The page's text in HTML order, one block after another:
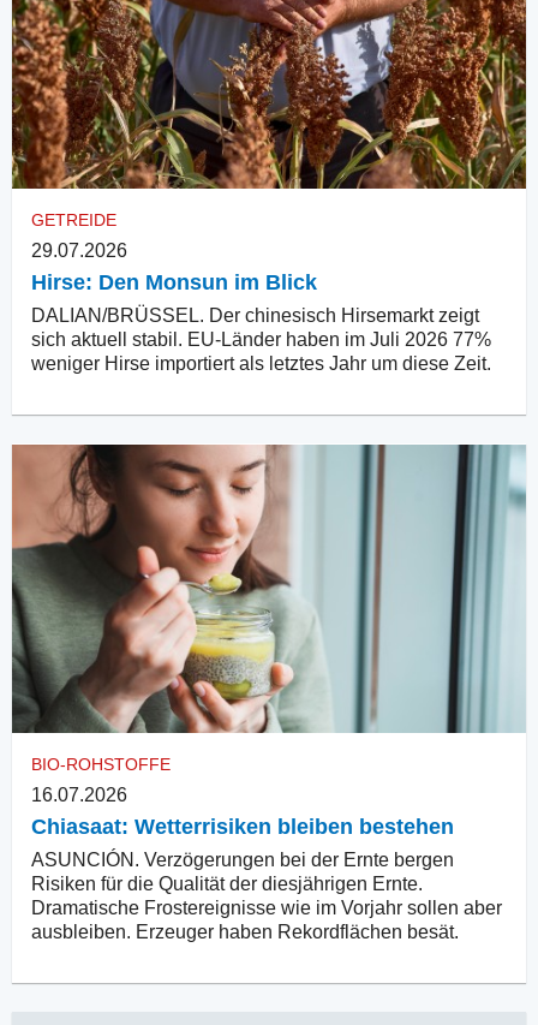
GETREIDE
29.07.2026
Hirse: Den Monsun im Blick
DALIAN/BRÜSSEL. Der chinesisch Hirsemarkt zeigt
sich aktuell stabil. EU-Länder haben im Juli 2026 77%
weniger Hirse importiert als letztes Jahr um diese Zeit.
BIO-ROHSTOFFE
16.07.2026
Chiasaat: Wetterrisiken bleiben bestehen
ASUNCIÓN. Verzögerungen bei der Ernte bergen
Risiken für die Qualität der diesjährigen Ernte.
Dramatische Frostereignisse wie im Vorjahr sollen aber
ausbleiben. Erzeuger haben Rekordflächen besät.